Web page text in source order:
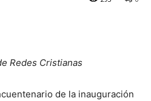
Redes Cristianas
de la inauguración